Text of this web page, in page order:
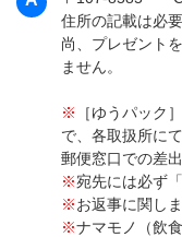
住所の記載は必
尚、プレゼント
ません。
※
［ゆうパック
で、各取扱所に
郵便窓口での差
※宛先には必ず
※お返事に関し
※ナマモノ（飲